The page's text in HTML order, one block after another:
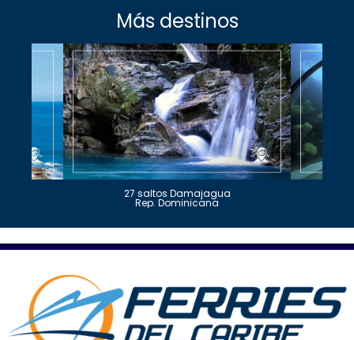
Más destinos
27 saltos Damajagua
Rep. Dominicana